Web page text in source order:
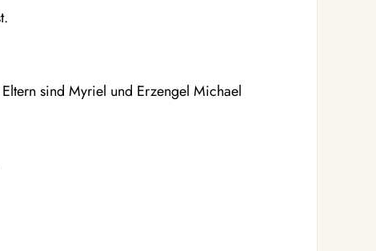
sind Myriel und Erzengel Michael